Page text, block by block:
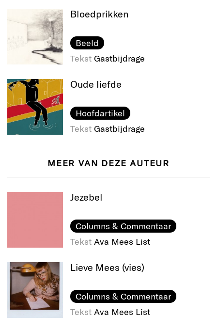
Bloedprikken
Beeld
Tekst Gastbijdrage
Oude liefde
Hoofdartikel
Tekst Gastbijdrage
MEER VAN DEZE AUTEUR
Jezebel
Columns & Commentaar
Tekst Ava Mees List
Lieve Mees (vies)
Columns & Commentaar
Tekst Ava Mees List